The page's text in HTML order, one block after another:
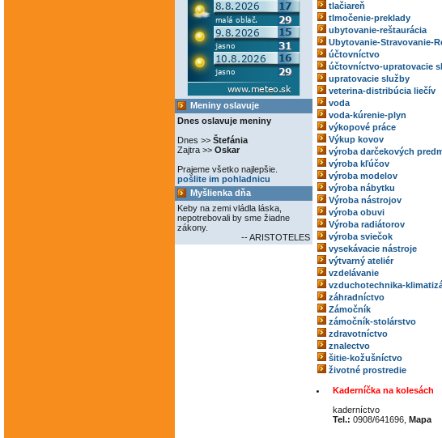
Meniny oslavuje
Dnes oslavuje meniny
Dnes >> Štefánia
Zajtra >> Oskar
Prajeme všetko najlepšie.
pošlite im pohladnicu
Myšlienka dňa
Keby na zemi vládla láska,
nepotrebovali by sme žiadne
zákony.
-- ARISTOTELES
tlačiareň
tlmočenie-preklady
ubytovanie-reštaurácia
Ubytovanie-Stravovanie-
účtovníctvo
účtovníctvo-upratovacie
upratovacie služby
veterina-distribúcia liečív
voda
voda-kúrenie-plyn
výkopové práce
Výkup kovov
výroba darčekových
výroba kľúčov
výroba modelov
výroba nábytku
Výroba nástrojov
výroba obuvi
Výroba radiátorov
výroba sviečok
vysekávacie nástroje
výtvarný ateliér
vzdelávanie
vzduchotechnika-
záhradníctvo
Zámočník
zámočník-stolárstvo
zdravotníctvo
znalectvo
šitie-kožušníctvo
životné prostredie
Kaderníčka na kolesách
kaderníctvo
Tel.: 0908/641696, Mapa